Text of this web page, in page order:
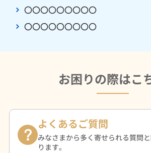
〇〇〇〇〇〇〇〇〇
〇〇〇〇〇〇〇〇〇
お困りの際はこ
よくあるご質問
みなさまから多く寄せられる質問
ります。